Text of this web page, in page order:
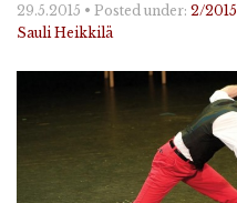
29.5.2015 • Posted under: 2/2015
Sauli Heikkilä